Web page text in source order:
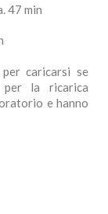
47 min
caricarsi se
per la ricarica
e hanno